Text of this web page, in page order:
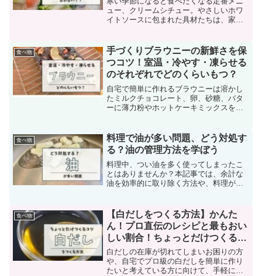
ュー、クリームシチュー。やさしいホワ
イトソースに包まれた具材たちは、家庭
か合わないかも…？」と感じたことはあ
りませんか？実は「クリーム...
食べ物
手づくりブラウニーの新鮮さを保
つコツ！室温・冷やす・凍らせる
のそれぞれでどのくらいもつ？
自宅で簡単に作れるブラウニーは溶かし
たミルクチョコレート、卵、砂糖、バタ
ーに薄力粉やホットケーキミックスを加
特にバレンタインや夏のギフトとして手
渡す際に、作った翌日でも...
食べ物
料理で油が多い問題、どう対処す
る？油の管理方法を学ぼう
料理中、つい油を多く使ってしまったこ
とはありませんか？本記事では、余計な
油を効率的に取り除く方法や、料理が油
レーを使って油の量を正確に調整する技
術も紹介します。油を上手...
食べ物
【白だしをつくる方法】かんた
ん！プロ直伝のレシピと最もおい
しい割合！ちょっとだけつくるコ
ツを教えます！
白だしの在庫が切れてしまいお困りの方
や、自宅でプロ級の白だしを簡単に作り
たいと考えている方に向けて、手軽に作